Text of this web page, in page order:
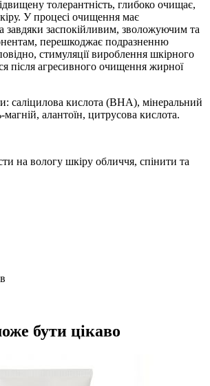
толерантність, глибоко очищає,
У процесі очищення має
завдяки заспокійливим, зволожуючим та
перешкоджає подразненню
стимуляції вироблення шкірного
після агресивного очищення жирної
саліцилова кислота (BHA), мінеральний
магній, алантоїн, цитрусова кислота.
на вологу шкіру обличчя, спінити та
бути цікаво